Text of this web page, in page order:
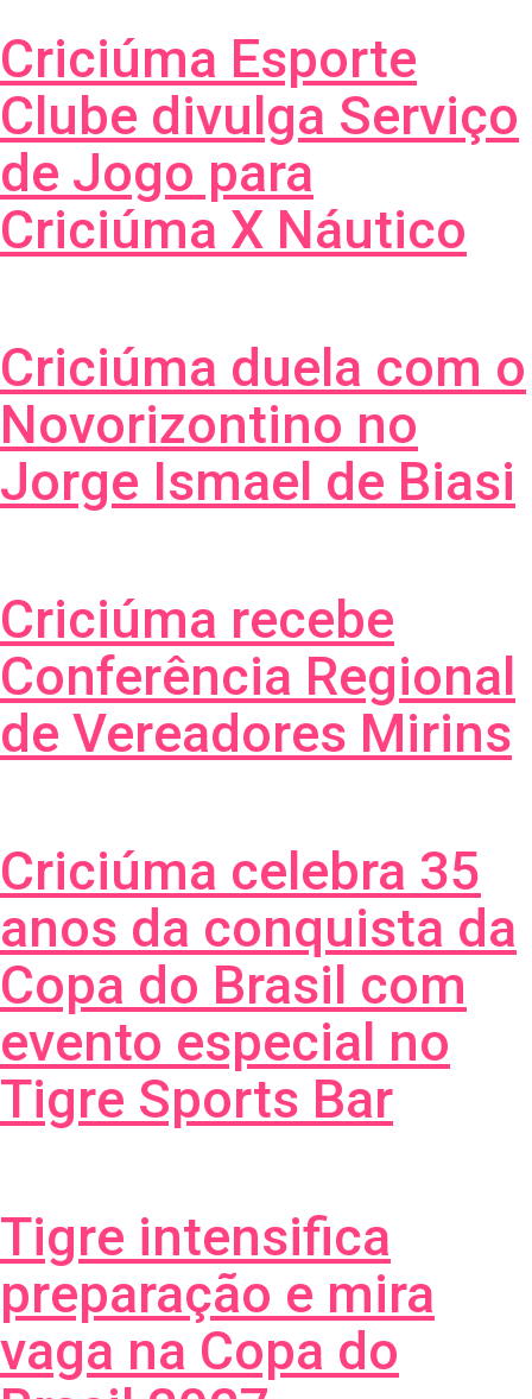
Criciúma Esporte
Clube divulga Serviço
de Jogo para
Criciúma X Náutico
Criciúma duela com o
Novorizontino no
Jorge Ismael de Biasi
Criciúma recebe
Conferência Regional
de Vereadores Mirins
Criciúma celebra 35
anos da conquista da
Copa do Brasil com
evento especial no
Tigre Sports Bar
Tigre intensifica
preparação e mira
vaga na Copa do